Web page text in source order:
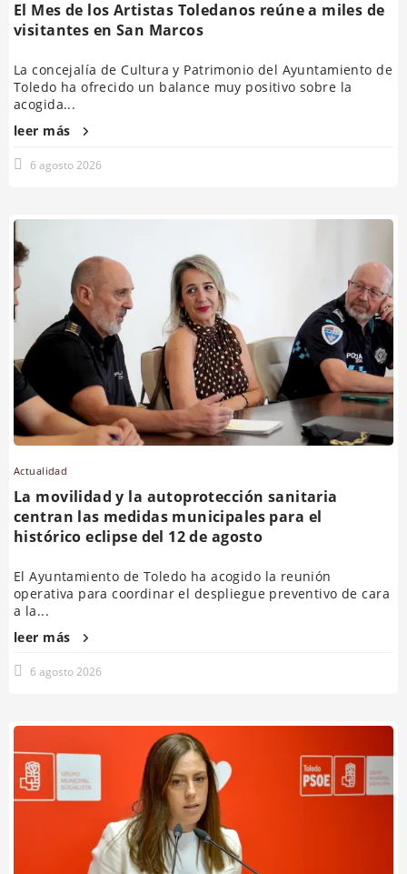
El Mes de los Artistas Toledanos reúne a miles de
visitantes en San Marcos
La concejalía de Cultura y Patrimonio del Ayuntamiento de
Toledo ha ofrecido un balance muy positivo sobre la
acogida...
leer más
6 agosto 2026
Actualidad
La movilidad y la autoprotección sanitaria
centran las medidas municipales para el
histórico eclipse del 12 de agosto
El Ayuntamiento de Toledo ha acogido la reunión
operativa para coordinar el despliegue preventivo de cara
a la...
leer más
6 agosto 2026